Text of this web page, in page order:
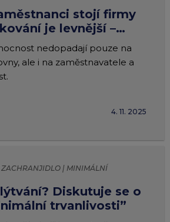
stojí firmy
je levnější –
na prevenci
nedopadají pouze na
ale i na zaměstnavatele a
4. 11. 2025
ZACHRANJIDLO | MINIMÁLNÍ
Diskutuje se o
trvanlivosti”